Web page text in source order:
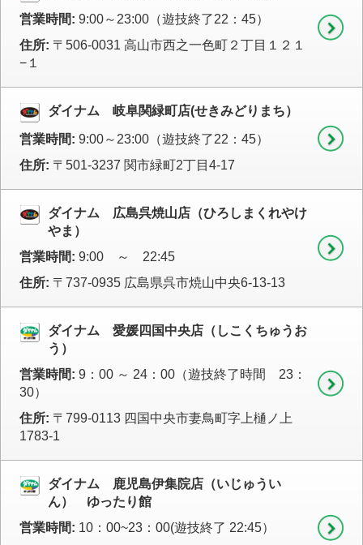
営業時間: 9:00～23:00（遊技終了22：45）
住所: 〒506-0031 高山市西之一色町２丁目１２１
−１
ダイナム 岐阜関緑町店(せきみどりまち）
営業時間: 9:00～23:00（遊技終了22：45）
住所: 〒501-3237 関市緑町2丁目4-17
ダイナム 広島呉焼山店（ひろしまくれやけ
やま）
営業時間: 9:00 ～ 22:45
住所: 〒737-0935 広島県呉市焼山中央6-13-13
ダイナム 愛媛四国中央店（しこくちゅうお
う）
営業時間: 9：00 ～ 24：00（遊技終了時間 23：
30）
住所: 〒799-0113 四国中央市妻鳥町字上樋ノ上
1783-1
ダイナム 鹿児島伊集院店（いじゅうい
ん） ゆったり館
営業時間: 10：00~23：00(遊技終了 22:45）